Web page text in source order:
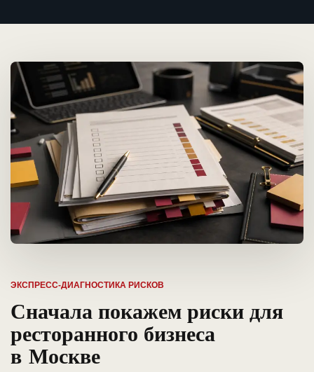
ЭКСПРЕСС-ДИАГНОСТИКА РИСКОВ
Сначала покажем риски для
ресторанного бизнеса
в Москве